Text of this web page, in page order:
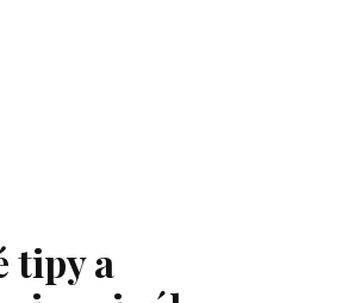
tipy a